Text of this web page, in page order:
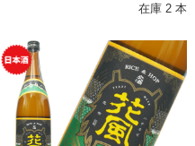
在庫 2 本